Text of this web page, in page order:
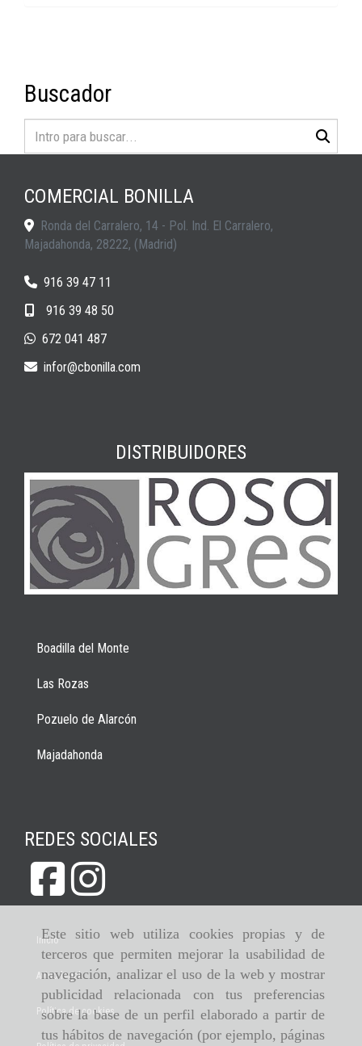
Este sitio web utiliza cookies propias y de
terceros que permiten mejorar la usabilidad de
navegación, analizar el uso de la web y mostrar
publicidad relacionada con tus preferencias
sobre la base de un perfil elaborado a partir de
tus hábitos de navegación (por ejemplo, páginas
Buscador
COMERCIAL BONILLA
Ronda del Carralero, 14 - Pol. Ind. El Carralero,
Majadahonda, 28222, (Madrid)
916 39 47 11
916 39 48 50
672 041 487
infor
cbonilla.com
DISTRIBUIDORES
Boadilla del Monte
Las Rozas
Pozuelo de Alarcón
Majadahonda
REDES SOCIALES
Inicio
Aviso legal
Política de cookies